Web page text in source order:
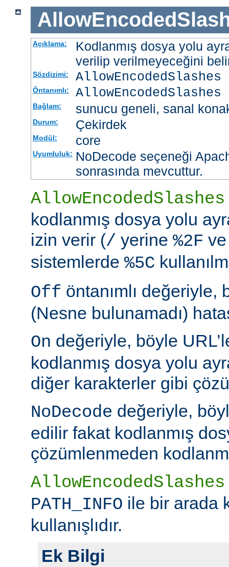
Açıklama:
Kodlanmış dosya yolu
verilip verilmeyeceğini
Sözdizimi: AllowEncodedSlashes
Öntanımlı:
Bağlam: sunucu geneli, sanal
Durum: Çekirdek
Modül: core
Uyumluluk: NoDecode seçeneği
sonrasında mevcuttur.
AllowEncodedSlashes
kodlanmış dosya yolu
izin verir (/ yerine %2F
sistemlerde %5C
Off öntanımlı değeriyle,
(Nesne bulunamadı)
On değeriyle, böyle
kodlanmış dosya yolu
diğer karakterler gibi
NoDecode değeriyle,
edilir fakat kodlanmış
çözümlenmeden
AllowEncodedSlashes
PATH_INFO ile bir arada
kullanışlıdır.
Ek Bilgi